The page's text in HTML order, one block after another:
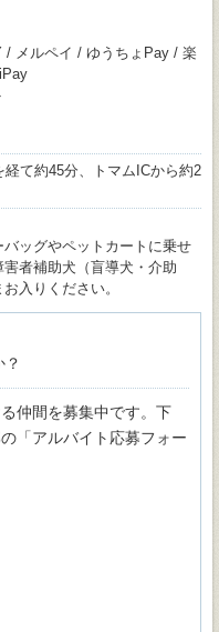
/ メルペイ / ゆうちょPay / 楽
て約45分、トマムICから約2
ッグやペットカートに乗せ
者補助犬（盲導犬・介助
入りください。
仲間を募集中です。下
「アルバイト応募フォー